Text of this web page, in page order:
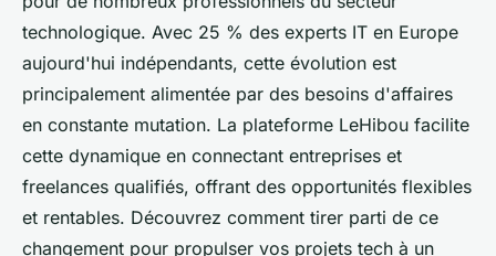
tremplin vers vos projets tech
henriette•20 février 2025•5 min de lecture
technologique. Avec 25 % des experts IT en Europe
aujourd'hui indépendants, cette évolution est
principalement alimentée par des besoins d'affaires
en constante mutation. La plateforme LeHibou facilite
cette dynamique en connectant entreprises et
freelances qualifiés, offrant des opportunités flexibles
et rentables. Découvrez comment tirer parti de ce
changement pour propulser vos projets tech à un